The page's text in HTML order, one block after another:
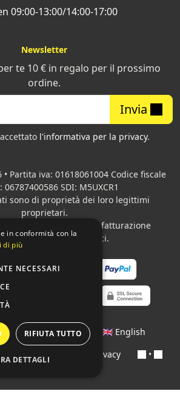
09:00-13:00/14:00-17:00
Newsletter
te 10 € in regalo per il prossimo
ordine.
Invia
l'informativa per la privacy.
Partita iva: 01618061004 Codice fiscale
SDI: M5UXCR1
sono di proprietà dei loro legittimi
proprietari.
adibita alla fatturazione
per gli Enti pubblici.
• 🇫🇷 Français
🇬🇧 English
di pagamento Privacy •
in conformità con la
di più
NECESSARI
RIFIUTA TUTTO
DETTAGLI